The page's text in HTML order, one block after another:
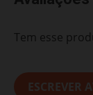
Tem esse
ESCREVER